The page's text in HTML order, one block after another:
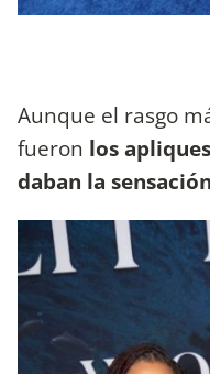
Aunque el rasgo
fueron los
daban la